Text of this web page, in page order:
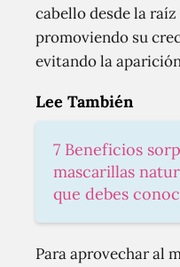
cabello desde la
promoviendo su
evitando la
Lee También
7 Beneficios
mascarillas
que debes
Para aprovechar al